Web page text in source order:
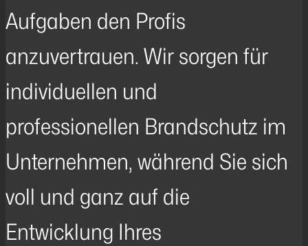
Aufgaben den Profis
anzuvertrauen. Wir sorgen für
individuellen und
professionellen Brandschutz im
Unternehmen, während Sie sich
voll und ganz auf die
Entwicklung Ihres